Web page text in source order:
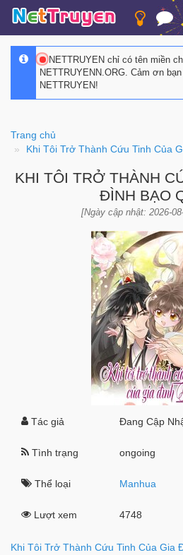
NETTRUYEN chỉ có tên miền
NETTRUYENN.ORG. Cảm ơn
NETTRUYEN!
Trang chủ
Khi Tôi Trở Thành Cứu Tinh Của
KHI TÔI TRỞ THÀNH
ĐÌNH BẠO
[Ngày cập nhật: 2026-
Tác giả Đang Cập
Tình trạng ongoing
Thể loại Manhua
Lượt xem 4748
Khi Tôi Trở Thành Cứu Tinh Của Gia